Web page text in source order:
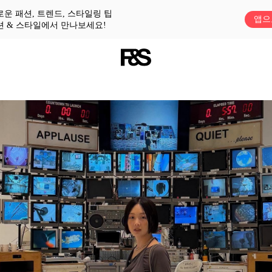
운 패션, 트렌드, 스타일링 팁
& 스타일에서 만나보세요!
앱